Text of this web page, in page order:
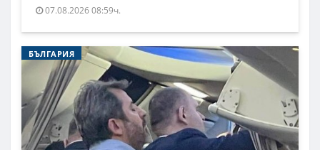
07.08.2026 08:59ч.
БЪЛГАРИЯ